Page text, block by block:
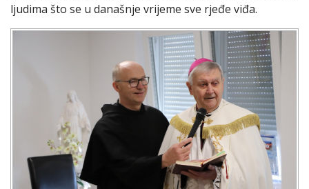
ljudima što se u današnje vrijeme sve rjeđe viđa.